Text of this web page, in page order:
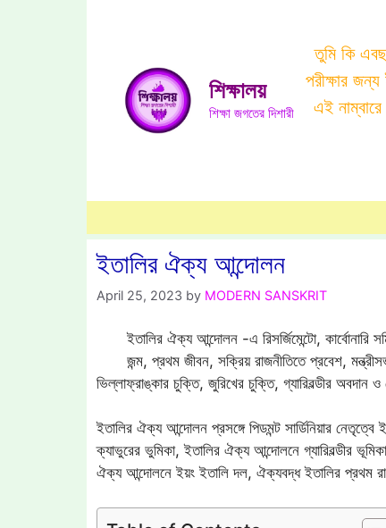
শিক্ষালয়
শিক্ষা জগতের দিশারী
তুমি কি
পরীক্ষার
এই
ইতালির ঐক্য আন্দোলন
April 25, 2023 by MODERN SANSKRIT
ইতালির ঐক্য আন্দোলন -এ রিসর্জিমেন্টো, কার্বোনারি
জন্ম, প্রথম জীবন, সক্রিয় রাজনীতিতে প্রবেশ,
ভিল্লাফ্রাঙ্কার চুক্তি, জুরিখের চুক্তি, গ্যারিবল্ডীর অবদান
ইতালির ঐক্য আন্দোলন প্রসঙ্গে পিডমন্ট সার্ডিনিয়ার
ক্যাভুরের ভুমিকা, ইতালির ঐক্য আন্দোলনে গ্যারিবল্ডীর
ঐক্য আন্দোলনে ইয়ং ইতালি দল, ঐক্যবদ্ধ ইতালির প্রথম